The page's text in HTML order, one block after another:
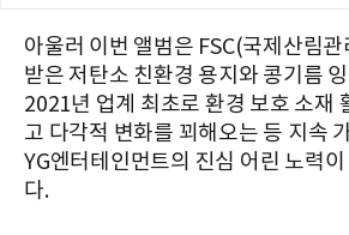
아울러 이번 앨범은 FSC(국제산림
받은 저탄소 친환경 용지와 콩기름
2021년 업계 최초로 환경 보호 소재
고 다각적 변화를 꾀해오는 등 지속
YG엔터테인먼트의 진심 어린 노력이
다.